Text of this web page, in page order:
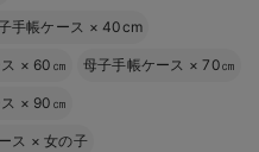
手帳ケース ×40cm
× 60㎝ 母子手帳ケース ×70㎝
× 90㎝
ス ×女の子